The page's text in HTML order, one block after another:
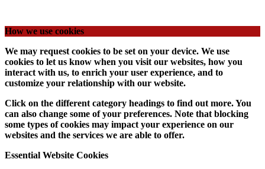
How we use cookies
We may request cookies to be set on your device. We use
cookies to let us know when you visit our websites, how you
interact with us, to enrich your user experience, and to
customize your relationship with our website.
Click on the different category headings to find out more. You
can also change some of your preferences. Note that blocking
some types of cookies may impact your experience on our
websites and the services we are able to offer.
Essential Website Cookies